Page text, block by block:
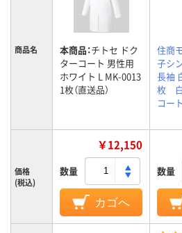
商品名 本商品：チトセ ドク
ターコート 男性用
ホワイト L MK-0013
1枚（直送品）
住商
子シ
長袖
枚
コー
価格
(税込)
￥12,150
数量
カゴへ
数量